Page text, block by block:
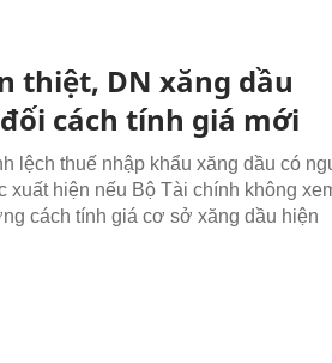
thiệt, DN xăng dầu
cách tính giá mới
lệch thuế nhập khẩu xăng dầu có
xuất hiện nếu Bộ Tài chính không
cách tính giá cơ sở xăng dầu hiện